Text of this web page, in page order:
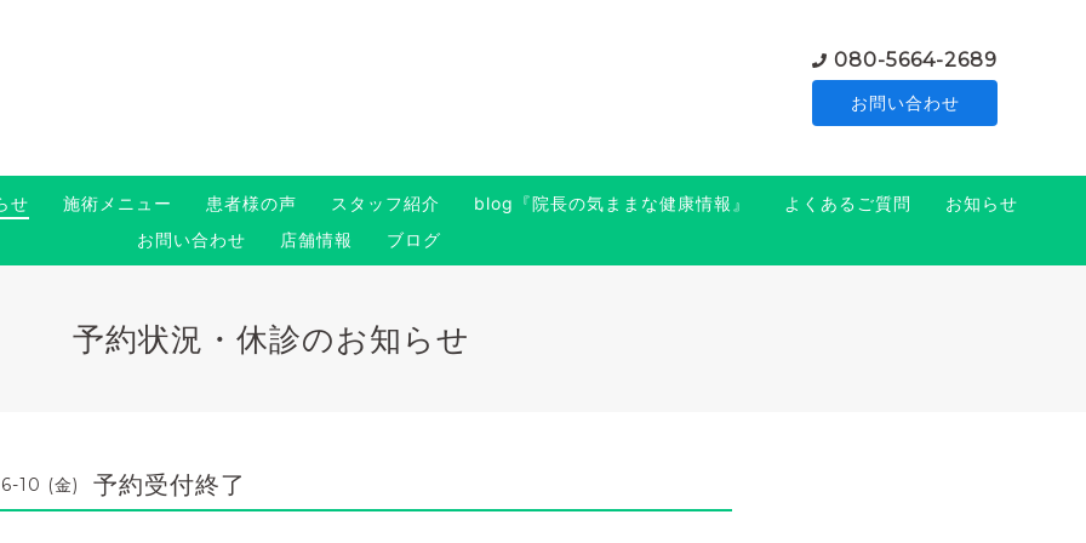
080-5664-2689
お問い合わせ
せ 施術メニュー 患者様の声 スタッフ紹介 blog『院長の気ままな健康情報』 よくあるご質問
お知らせ
お問い合わせ
店舗情報 ブログ
予約状況・休診のお知らせ
10 (金) 予約受付終了